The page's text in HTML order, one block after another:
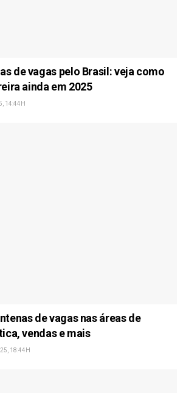
de vagas pelo Brasil: veja como
ainda em 2025
14:44H
de vagas nas áreas de
vendas e mais
18:44H